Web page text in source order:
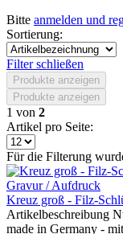
Bitte anmelden und
Sortierung:
Filter schließen
Produkte anzeigen
Produkte anzeigen
1 von 2
Artikel pro Seite:
Für die Filterung
Kreuz groß - Filz-
Artikelbeschreibung
made in Germany -